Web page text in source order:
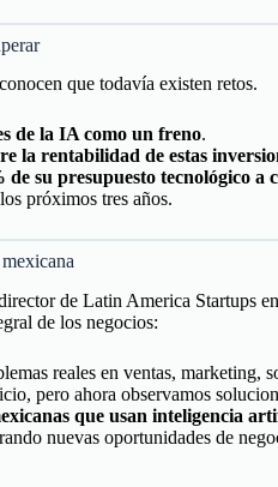
que todavía existen retos.
de la IA como un freno.
la rentabilidad de estas
de su presupuesto tecnológico
próximos tres años.
de Latin America Startups
de los negocios:
reales en ventas, marketing,
pero ahora observamos
que usan inteligencia
nuevas oportunidades de